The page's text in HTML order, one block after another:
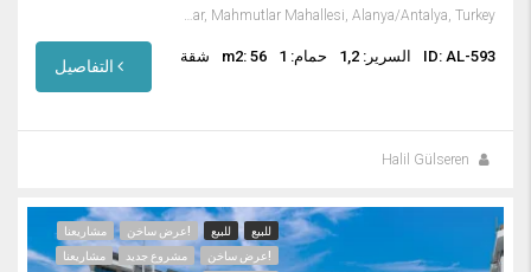
ID: AL-593 السرير: 1,2 حمام: 1 m2: 56 شقة
Halil Gülseren
للبيع للبيع !عرض ساخن
مشاريعنا
!عرض ساخن
مشروع جديد
مشاريعنا